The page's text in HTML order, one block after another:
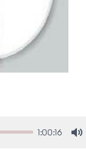
1:00:16